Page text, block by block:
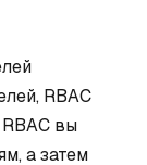
RBAC
вы
а затем